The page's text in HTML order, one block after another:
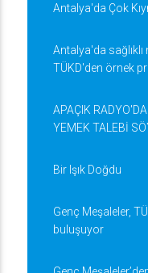
Antalya'da Çok
Antalya'da sağlıklı
TÜKD'den örnek
APAÇIK
YEMEK TALEBİ
Bir Işık Doğdu
Genç Meşaleler,
buluşuyor